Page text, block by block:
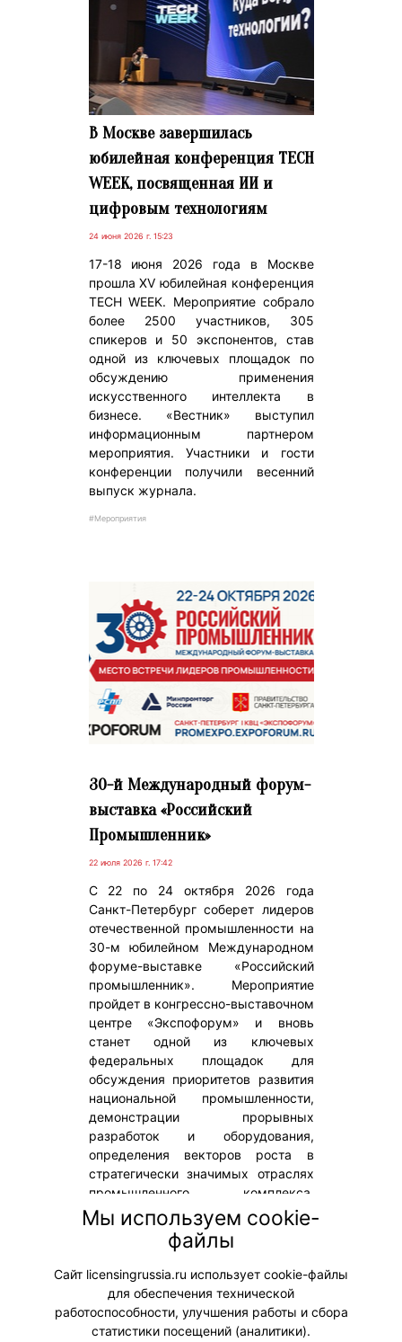
В Москве завершилась
юбилейная конференция TECH
WEEK, посвященная ИИ и
цифровым технологиям
24 июня 2026 г. 15:23
17-18 июня 2026 года в Москве
прошла XV юбилейная конференция
TECH WEEK. Мероприятие собрало
более 2500 участников, 305
спикеров и 50 экспонентов, став
одной из ключевых площадок по
обсуждению применения
искусственного интеллекта в
бизнесе. «Вестник» выступил
информационным партнером
мероприятия. Участники и гости
конференции получили весенний
выпуск журнала.
#Мероприятия
30-й Международный форум-
выставка «Российский
Промышленник»
22 июля 2026 г. 17:42
С 22 по 24 октября 2026 года
Санкт-Петербург соберет лидеров
отечественной промышленности на
30-м юбилейном Международном
форуме-выставке «Российский
промышленник». Мероприятие
пройдет в конгрессно-выставочном
центре «Экспофорум» и вновь
станет одной из ключевых
федеральных площадок для
обсуждения приоритетов развития
национальной промышленности,
демонстрации прорывных
разработок и оборудования,
определения векторов роста в
стратегически значимых отраслях
промышленного комплекса.
«Вестник» – информационный
партнер события. На мероприятии
будет распространяться новый
осенний выпуск журнала.
#Мероприятия
Мы используем cookie-
файлы
Сайт licensingrussia.ru использует cookie-файлы
для обеспечения технической
работоспособности, улучшения работы и сбора
статистики посещений (аналитики).